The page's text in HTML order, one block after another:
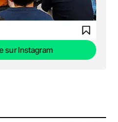
sur Instagram